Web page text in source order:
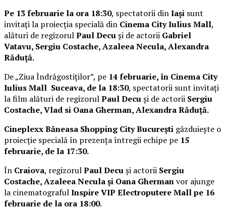
Pe 13 februarie la ora 18:30, spectatorii dinIași sunt
invitați la proiecția specială din Cinema City Iulius Mall,
alături de regizorulPaul Decuși de actorii Gabriel
Vatavu, Sergiu Costache, Azaleea Necula, Alexandra
Răduță.
De „Ziua Îndrăgostiților”, pe 14 februarie, în Cinema City
Iulius Mall Suceava, de la 18:30, spectatorii sunt invitați
la film alături de regizorulPaul Decuși de actorii Sergiu
Costache, Vlad si Oana Gherman, Alexandra Răduță.
Cineplexx Băneasa Shopping City București găzduiește o
proiecție specială în prezența întregii echipe pe 15
februarie, de la 17:30.
În Craiova, regizorulPaul Decuși actorii Sergiu
Costache, Azaleea Necula și Oana Ghermanvor ajunge
la cinematografulInspire VIP Electroputere Mall pe 16
februarie de la ora 18:00.